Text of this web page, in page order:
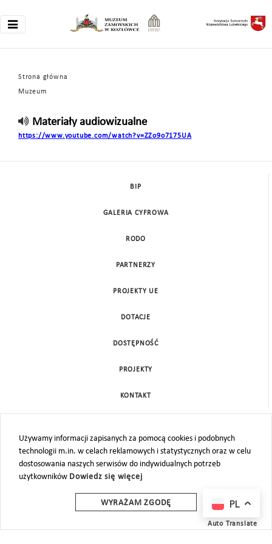
Strona główna
Muzeum
Materiały audiowizualne
https://www.youtube.com/watch?v=ZZo9o7175UA
Używamy informacji zapisanych za pomocą cookies i podobnych
technologii m.in. w celach reklamowych i statystycznych oraz w celu
dostosowania naszych serwisów do indywidualnych potrzeb
użytkowników Dowiedz się więcej
WYRAŻAM ZGODĘ
BIP
GALERIA CYFROWA
RODO
PARTNERZY
PROJEKTY UE
DOTACJE
DOSTĘPNOŚĆ
PROJEKTY
KONTAKT
PL
Auto Translate